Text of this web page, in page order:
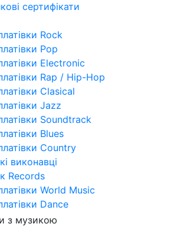
сертифікати
Rock
Pop
Electronic
платівки Rap / Hip-Hop
Clasical
Jazz
платівки Soundtrack
Blues
Country
виконавці
Records
World Music
Dance
з музикою